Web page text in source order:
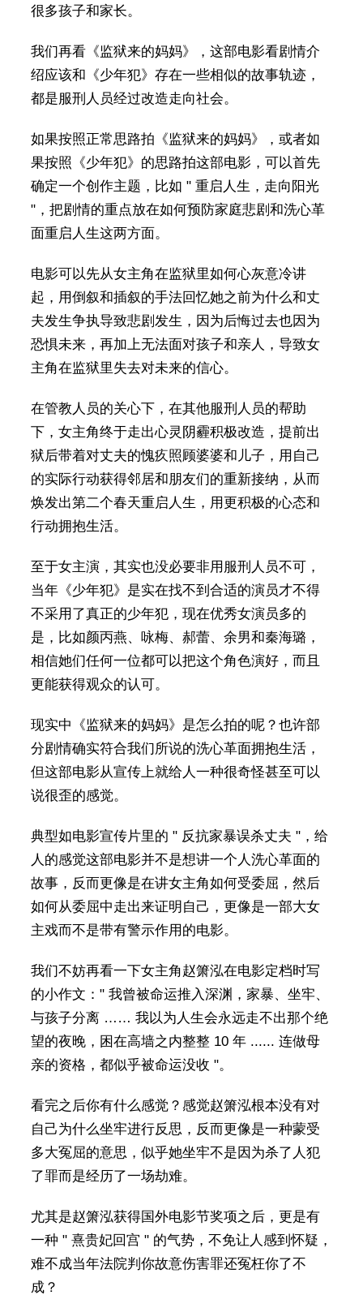
很多孩子和家长。
我们再看《监狱来的妈妈》，这部电影看剧情介
绍应该和《少年犯》存在一些相似的故事轨迹，
都是服刑人员经过改造走向社会。
如果按照正常思路拍《监狱来的妈妈》，或者如
果按照《少年犯》的思路拍这部电影，可以首先
确定一个创作主题，比如 " 重启人生，走向阳光
"，把剧情的重点放在如何预防家庭悲剧和洗心革
面重启人生这两方面。
电影可以先从女主角在监狱里如何心灰意冷讲
起，用倒叙和插叙的手法回忆她之前为什么和丈
夫发生争执导致悲剧发生，因为后悔过去也因为
恐惧未来，再加上无法面对孩子和亲人，导致女
主角在监狱里失去对未来的信心。
在管教人员的关心下，在其他服刑人员的帮助
下，女主角终于走出心灵阴霾积极改造，提前出
狱后带着对丈夫的愧疚照顾婆婆和儿子，用自己
的实际行动获得邻居和朋友们的重新接纳，从而
焕发出第二个春天重启人生，用更积极的心态和
行动拥抱生活。
至于女主演，其实也没必要非用服刑人员不可，
当年《少年犯》是实在找不到合适的演员才不得
不采用了真正的少年犯，现在优秀女演员多的
是，比如颜丙燕、咏梅、郝蕾、余男和秦海璐，
相信她们任何一位都可以把这个角色演好，而且
更能获得观众的认可。
现实中《监狱来的妈妈》是怎么拍的呢？也许部
分剧情确实符合我们所说的洗心革面拥抱生活，
但这部电影从宣传上就给人一种很奇怪甚至可以
说很歪的感觉。
典型如电影宣传片里的 " 反抗家暴误杀丈夫 "，给
人的感觉这部电影并不是想讲一个人洗心革面的
故事，反而更像是在讲女主角如何受委屈，然后
如何从委屈中走出来证明自己，更像是一部大女
主戏而不是带有警示作用的电影。
我们不妨再看一下女主角赵箫泓在电影定档时写
的小作文：" 我曾被命运推入深渊，家暴、坐牢、
与孩子分离 …… 我以为人生会永远走不出那个绝
望的夜晚，困在高墙之内整整 10 年 ...... 连做母
亲的资格，都似乎被命运没收 "。
看完之后你有什么感觉？感觉赵箫泓根本没有对
自己为什么坐牢进行反思，反而更像是一种蒙受
多大冤屈的意思，似乎她坐牢不是因为杀了人犯
了罪而是经历了一场劫难。
尤其是赵箫泓获得国外电影节奖项之后，更是有
一种 " 熹贵妃回宫 " 的气势，不免让人感到怀疑，
难不成当年法院判你故意伤害罪还冤枉你了不
成？